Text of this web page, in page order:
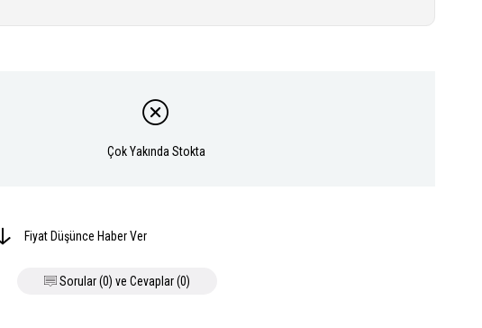
Çok Yakında Stokta
Fiyat Düşünce Haber Ver
Sorular (0) ve Cevaplar (0)